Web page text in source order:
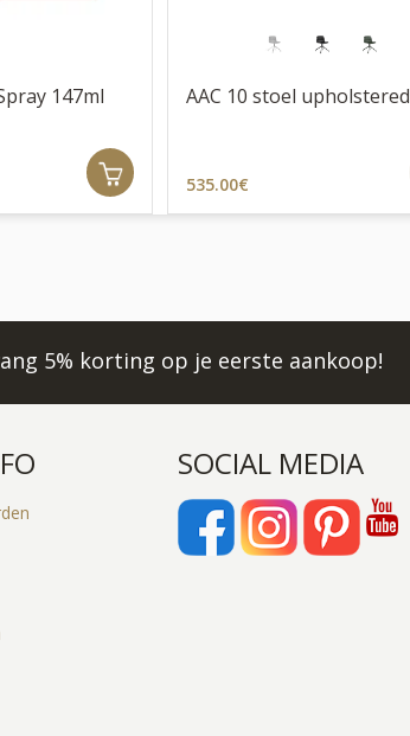
147ml AAC 10 stoel upholstered
535.00€
5% korting op je eerste aankoop!
SOCIAL MEDIA